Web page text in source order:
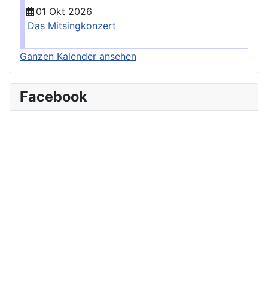
01 Okt 2026
Das Mitsingkonzert
Ganzen Kalender ansehen
Facebook